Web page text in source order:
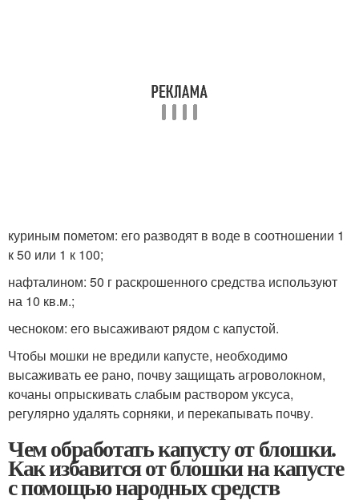
куриным пометом: его разводят в воде в соотношении 1
к 50 или 1 к 100;
нафталином: 50 г раскрошенного средства используют
на 10 кв.м.;
чесноком: его высаживают рядом с капустой.
Чтобы мошки не вредили капусте, необходимо
высаживать ее рано, почву защищать агроволокном,
кочаны опрыскивать слабым раствором уксуса,
регулярно удалять сорняки, и перекапывать почву.
Чем обработать капусту от блошки.
Как избавится от блошки на капусте
с помощью народных средств